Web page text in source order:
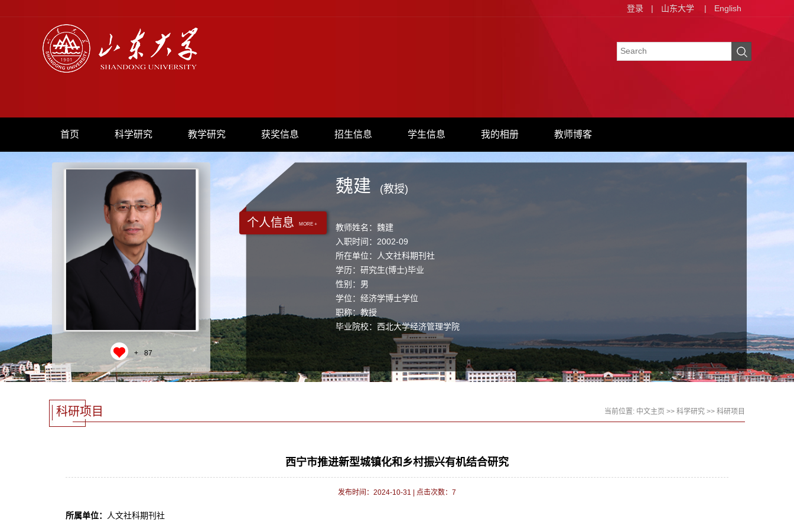
登录 | 山东大学 | English
首页 科学研究 教学研究 获奖信息 招生信息 学生信息 我的相册 教师博客
+ 87
个人信息 MORE +
魏建 (教授)
教师姓名：魏建
入职时间：2002-09
所在单位：人文社科期刊社
学历：研究生(博士)毕业
性别：男
学位：经济学博士学位
职称：教授
毕业院校：西北大学经济管理学院
科研项目 当前位置: 中文主页 >> 科学研究 >> 科研项目
西宁市推进新型城镇化和乡村振兴有机结合研究
发布时间：2024-10-31 点击次数： 7
所属单位： 人文社科期刊社